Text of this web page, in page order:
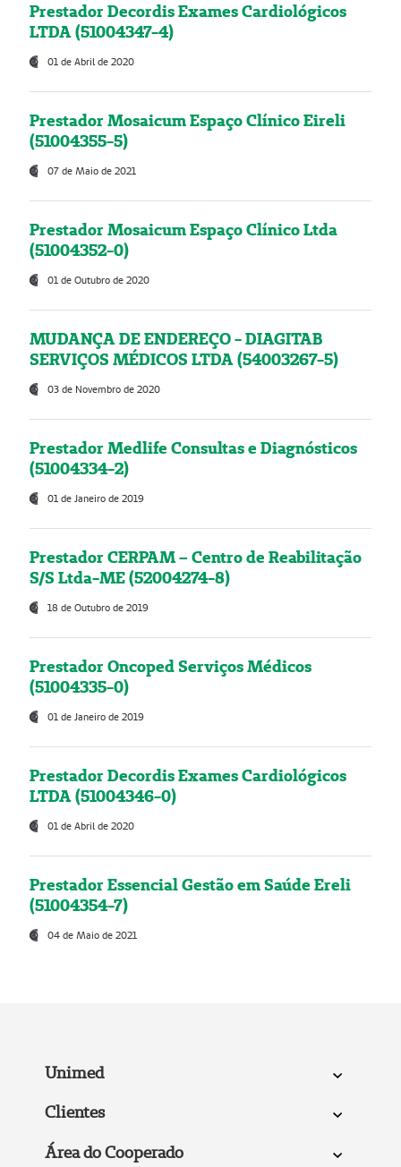
Prestador Decordis Exames Cardiológicos
LTDA (51004347-4)
01 de Abril de 2020
Prestador Mosaicum Espaço Clínico Eireli
(51004355-5)
07 de Maio de 2021
Prestador Mosaicum Espaço Clínico Ltda
(51004352-0)
01 de Outubro de 2020
MUDANÇA DE ENDEREÇO - DIAGITAB
SERVIÇOS MÉDICOS LTDA (54003267-5)
03 de Novembro de 2020
Prestador Medlife Consultas e Diagnósticos
(51004334-2)
01 de Janeiro de 2019
Prestador CERPAM – Centro de Reabilitação
S/S Ltda-ME (52004274-8)
18 de Outubro de 2019
Prestador Oncoped Serviços Médicos
(51004335-0)
01 de Janeiro de 2019
Prestador Decordis Exames Cardiológicos
LTDA (51004346-0)
01 de Abril de 2020
Prestador Essencial Gestão em Saúde Ereli
(51004354-7)
04 de Maio de 2021
Unimed
Clientes
Área do Cooperado